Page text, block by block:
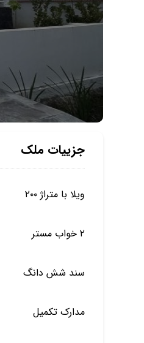
جزییات ملک
ویلا با متراژ ۲۰۰
۲ خواب مستر
سند شش دانگ
مدارک تکمیل